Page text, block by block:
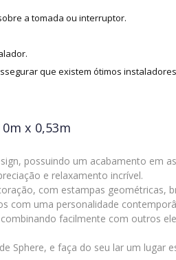
a tomada ou interruptor.
que existem ótimos
x 0,53m
possuindo um acabamento em
e relaxamento incrível.
com estampas geométricas,
com uma personalidade
facilmente com outros
Sphere, e faça do seu lar um lugar